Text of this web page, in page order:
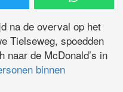
na de overval op het
Tielseweg, spoedden
naar de McDonald’s in
binnen